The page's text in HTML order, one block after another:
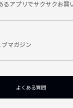
るアプリでサクサクお買
マガジン
よくある質問